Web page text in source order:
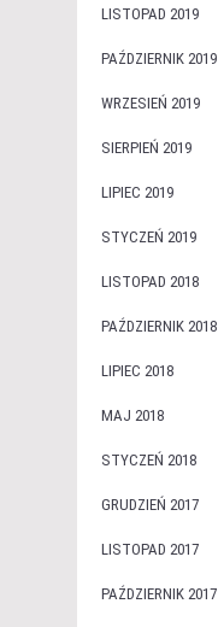
LISTOPAD 2019
PAŹDZIERNIK 2019
WRZESIEŃ 2019
SIERPIEŃ 2019
LIPIEC 2019
STYCZEŃ 2019
LISTOPAD 2018
PAŹDZIERNIK 2018
LIPIEC 2018
MAJ 2018
STYCZEŃ 2018
GRUDZIEŃ 2017
LISTOPAD 2017
PAŹDZIERNIK 2017